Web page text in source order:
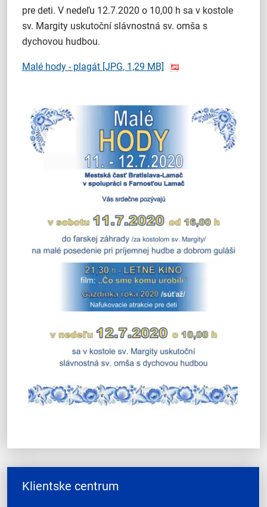
pre deti. V nedeľu 12.7.2020 o 10,00 h sa v kostole
sv. Margity uskutoční slávnostná sv. omša s
dychovou hudbou.
Malé hody - plagát [JPG, 1,29 MB]
Klientske centrum